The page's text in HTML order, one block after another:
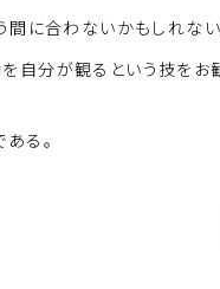
間に合わないかもしれな
自分が観るという技をお
る。